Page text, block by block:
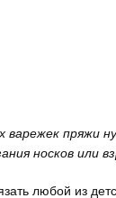
варежек пряжи
носков или
любой из